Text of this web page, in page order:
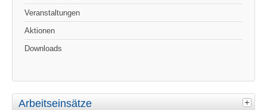
Veranstaltungen
Aktionen
Downloads
Arbeitseinsätze